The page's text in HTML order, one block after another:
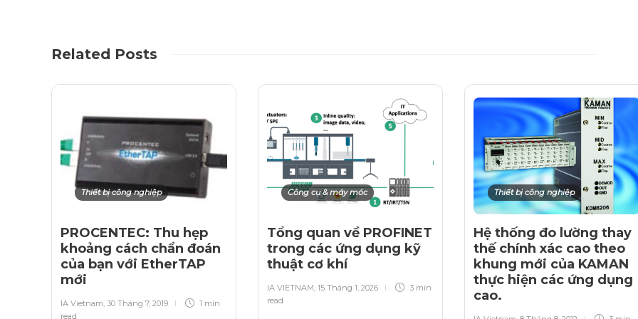
Related Posts
Thiết bị công nghiệp
PROCENTEC: Thu hẹp
khoảng cách chẩn đoán
của bạn với EtherTAP
mới
IA Vietnam, 30 Tháng 7, 2019
1 min
read
Công cụ & máy móc
Tổng quan về PROFINET
trong các ứng dụng kỹ
thuật cơ khí
IA VIETNAM, 15 Tháng 1, 2026
3 min
read
Thiết bị công nghiệp
Hệ thống đo lường thay
thế chính xác cao theo
khung mới của KAMAN
thực hiện các ứng dụng
cao.